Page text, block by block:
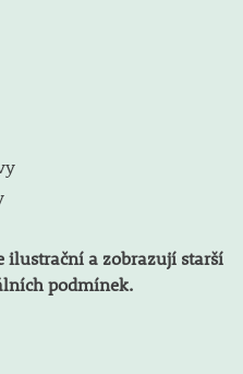
ilustrační a zobrazují starší
podmínek.